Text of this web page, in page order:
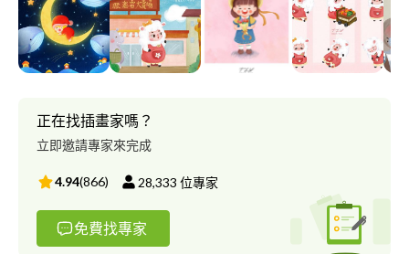
南一 5.翰林 6.金安文教 7.香港圖書教育 8.桂冠：廣告插畫「2021
憧憬餐桌」 9.銀河文化出版社：「童遊英文字母趣：ABC」兒童英
文學習書 10.蘋果劇團：「綿羊媽媽懷孕了」、「豬小弟蓋房記」
繪本 11.桃園遠東百貨：2018公益聖誕活動主視覺設計 12.桃園遠
(2016-2021) 14.忠義基金會：出收養手冊封面/內頁插畫 15.靖娟兒
童文教基金會：手冊封面插畫/居家安全宣導插畫 16.昆山科技大學
畢業專題協同製作：台南觀光景點地圖插畫(主視覺及20個景點)
正在找插畫家嗎？
立即邀請專家來完成
4.94(866) 28,333 位專家
免費找專家